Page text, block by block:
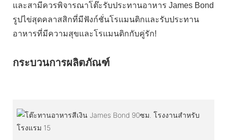
และสามีควรพิจารณาโต๊ะรับประทานอาหาร James Bond
รูปไข่สุดคลาสสิกที่มีฟังก์ชั่นโรแมนติกและรับประทาน
อาหารที่มีความสุขและโรแมนติกกับคู่รัก!
กระบวนการผลิตภัณฑ์